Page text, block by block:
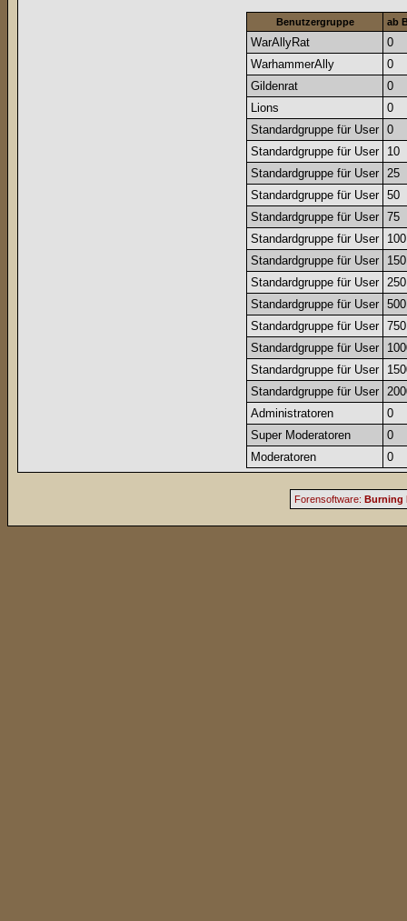
Benutzergruppe ab
WarAllyRat
0
WarhammerAlly
0
Gildenrat
0
Lions
0
Standardgruppe für User 0
Standardgruppe für User
10
Standardgruppe für User 25
Standardgruppe für User 50
Standardgruppe für User 75
Standardgruppe für User
100
Standardgruppe für User
150
Standardgruppe für User 250
Standardgruppe für User 500
Standardgruppe für User 750
Standardgruppe für User
Standardgruppe für User
Standardgruppe für User
Administratoren
0
Super Moderatoren
0
Moderatoren
0
Forensoftware: Burning